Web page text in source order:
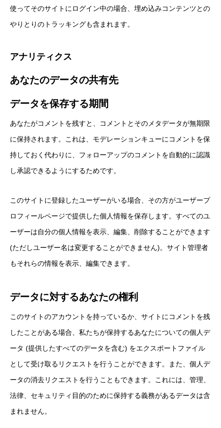
使ってそのサイトにログイン中の場合、埋め込みコンテンツとの
やりとりのトラッキングも含まれます。
アナリティクス
あなたのデータの共有先
データを保存する期間
あなたがコメントを残すと、コメントとそのメタデータが無期限
に保持されます。これは、モデレーションキューにコメントを保
持しておく代わりに、フォローアップのコメントを自動的に認識
し承認できるようにするためです。
このサイトに登録したユーザーがいる場合、その方がユーザープ
ロフィールページで提供した個人情報を保存します。すべてのユ
ーザーは自分の個人情報を表示、編集、削除することができます
(ただしユーザー名は変更することができません)。サイト管理者
もそれらの情報を表示、編集できます。
データに対するあなたの権利
このサイトのアカウントを持っているか、サイトにコメントを残
したことがある場合、私たちが保持するあなたについての個人デ
ータ (提供したすべてのデータを含む) をエクスポートファイル
として受け取るリクエストを行うことができます。また、個人デ
ータの消去リクエストを行うこともできます。これには、管理、
法律、セキュリティ目的のために保持する義務があるデータは含
まれません。